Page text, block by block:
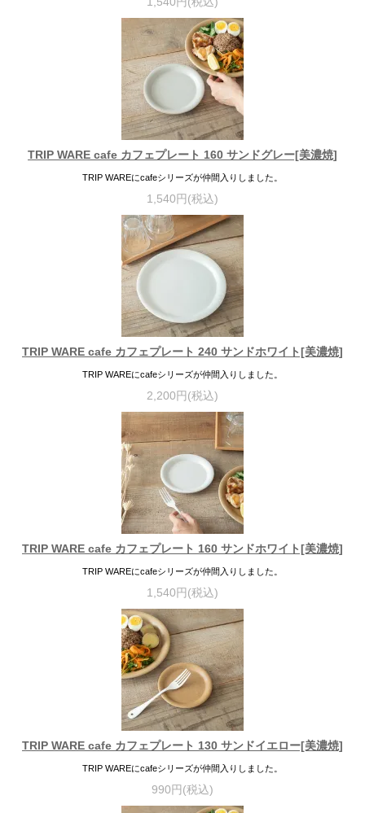
TRIP WARE cafe カフェプレート 160 サンドグレー[美濃焼]
TRIP WAREにcafeシリーズが仲間入りしました。
1,540円(税込)
TRIP WARE cafe カフェプレート 240 サンドホワイト[美濃焼]
TRIP WAREにcafeシリーズが仲間入りしました。
2,200円(税込)
TRIP WARE cafe カフェプレート 160 サンドホワイト[美濃焼]
TRIP WAREにcafeシリーズが仲間入りしました。
1,540円(税込)
TRIP WARE cafe カフェプレート 130 サンドイエロー[美濃焼]
TRIP WAREにcafeシリーズが仲間入りしました。
990円(税込)